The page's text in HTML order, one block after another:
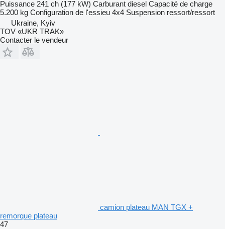
Puissance 241 ch (177 kW) Carburant diesel Capacité de charge
5.200 kg Configuration de l'essieu 4x4 Suspension ressort/ressort
Ukraine, Kyiv
TOV «UKR TRAK»
Contacter le vendeur
camion plateau MAN TGX +
remorque plateau
47